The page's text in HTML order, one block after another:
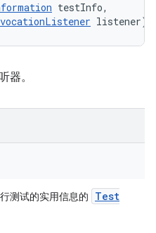
testInfo,
listener)
器。
测试的实用信息的
Test